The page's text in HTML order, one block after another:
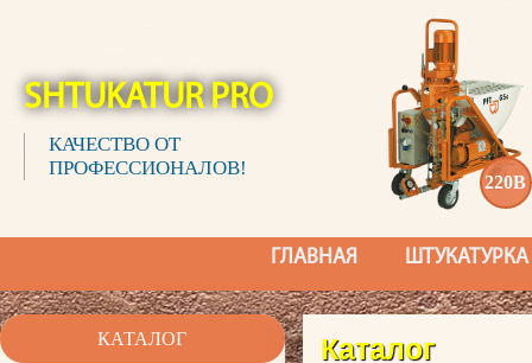
SHTUKATUR PRO
КАЧЕСТВО ОТ
ПРОФЕССИОНАЛОВ!
220В
ГЛАВНАЯ
КАТАЛОГ Каталог